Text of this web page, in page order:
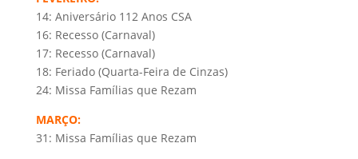
14: Aniversário 112 Anos CSA
16: Recesso (Carnaval)
17: Recesso (Carnaval)
18: Feriado (Quarta-Feira de Cinzas)
24: Missa Famílias que Rezam
MARÇO:
31: Missa Famílias que Rezam